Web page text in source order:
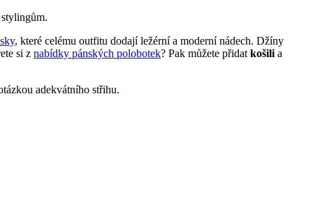
, které celému outfitu dodají ležérní a moderní nádech. Džíny
si z nabídky pánských polobotek? Pak můžete přidatkošilia
adekvátního střihu.